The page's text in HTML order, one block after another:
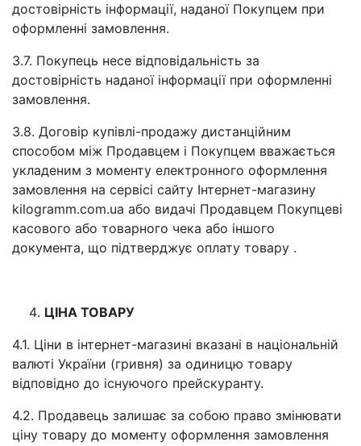
достовірність інформації, наданої Покупцем при
оформленні замовлення.
3.7. Покупець несе відповідальність за
достовірність наданої інформації при оформленні
замовлення.
3.8. Договір купівлі-продажу дистанційним
способом між Продавцем і Покупцем вважається
укладеним з моменту електронного оформлення
замовлення на сервісі сайту Інтернет-магазину
kilogramm.com.ua або видачі Продавцем Покупцеві
касового або товарного чека або іншого
документа, що підтверджує оплату товару .
ЦІНА ТОВАРУ
4.1. Ціни в інтернет-магазині вказані в національній
валюті України (гривня) за одиницю товару
відповідно до існуючого прейскуранту.
4.2. Продавець залишає за собою право змінювати
ціну товару до моменту оформлення замовлення